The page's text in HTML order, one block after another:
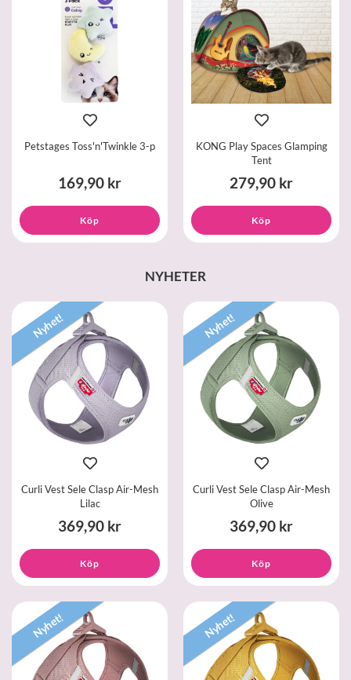
Petstages Toss'n'Twinkle 3-p
169,90 kr
Köp
KONG Play Spaces Glamping
Tent
279,90 kr
Köp
NYHETER
Nyhet!
Curli Vest Sele Clasp Air-Mesh
Lilac
369,90 kr
Köp
Nyhet!
Curli Vest Sele Clasp Air-Mesh
Olive
369,90 kr
Köp
Nyhet! Nyhet!